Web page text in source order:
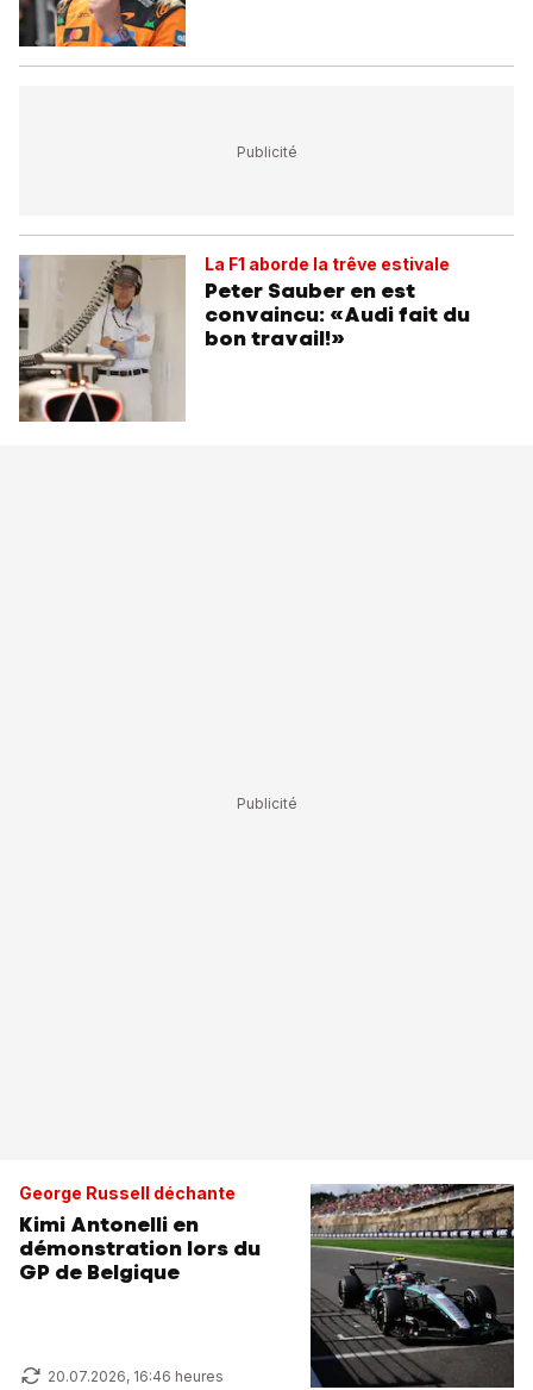
La F1 aborde la trêve estivale
Peter Sauber en est
convaincu: «Audi fait du
bon travail!»
George Russell déchante
Kimi Antonelli en
démonstration lors du
GP de Belgique
20.07.2026, 16:46 heures